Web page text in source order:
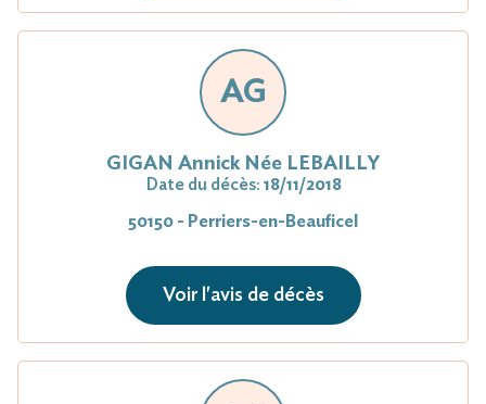
AG
GIGAN Annick Née LEBAILLY
Date du décès: 18/11/2018
50150 - Perriers-en-Beauficel
Voir l'avis de décès